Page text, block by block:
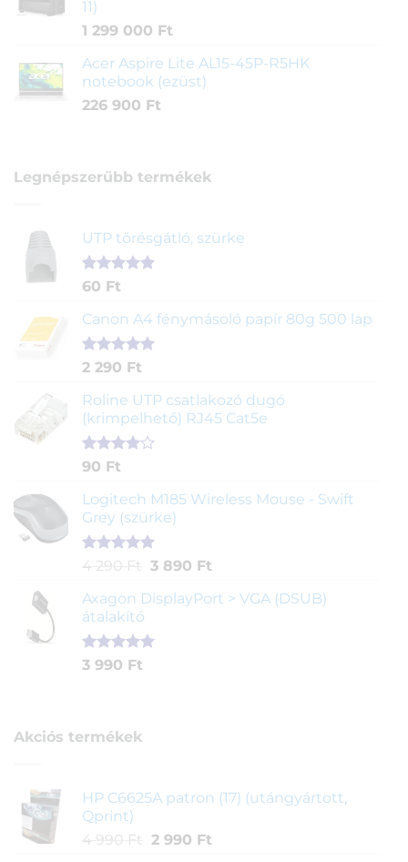
11)
1 299 000 Ft
Acer Aspire Lite AL15-45P-R5HK
notebook (ezüst)
226 900 Ft
Legnépszerűbb termékek
UTP törésgátló, szürke
Értékelés
ből,
1
értékelés
alapján
60 Ft
Canon A4 fénymásoló papír 80g 500 lap
Értékelés
ből,
2
értékelés
alapján
2 290 Ft
Roline UTP csatlakozó dugó
(krimpelhető) RJ45 Cat5e
Értékelés
5-ből,
2
értékelés
alapján
90 Ft
Logitech M185 Wireless Mouse - Swift
Grey (szürke)
Értékelés
ből,
1
értékelés
alapján
4 290 Ft Original
was:
290 Ft.
3 890 FtCurrent
is:
Axagon DisplayPort > VGA (DSUB)
átalakító
Értékelés
1
3 990 Ft
Akciós termékek
HP C6625A patron (17) (utángyártott,
Qprint)
4 990 Ft
Original
2 990 FtCurrent